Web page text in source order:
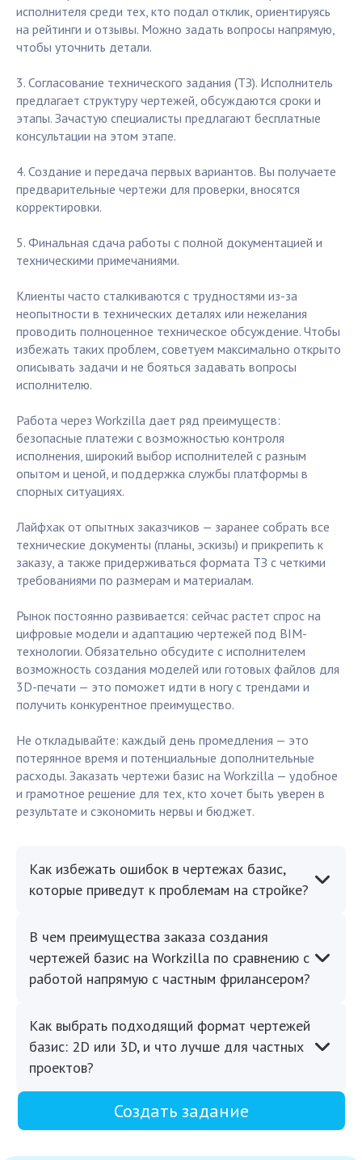
исполнителя среди тех, кто подал отклик, ориентируясь
на рейтинги и отзывы. Можно задать вопросы напрямую,
чтобы уточнить детали.
3. Согласование технического задания (ТЗ). Исполнитель
предлагает структуру чертежей, обсуждаются сроки и
этапы. Зачастую специалисты предлагают бесплатные
консультации на этом этапе.
4. Создание и передача первых вариантов. Вы получаете
предварительные чертежи для проверки, вносятся
корректировки.
5. Финальная сдача работы с полной документацией и
техническими примечаниями.
Клиенты часто сталкиваются с трудностями из-за
неопытности в технических деталях или нежелания
проводить полноценное техническое обсуждение. Чтобы
избежать таких проблем, советуем максимально открыто
описывать задачи и не бояться задавать вопросы
исполнителю.
Работа через Workzilla дает ряд преимуществ:
безопасные платежи с возможностью контроля
исполнения, широкий выбор исполнителей с разным
опытом и ценой, и поддержка службы платформы в
спорных ситуациях.
Лайфхак от опытных заказчиков — заранее собрать все
технические документы (планы, эскизы) и прикрепить к
заказу, а также придерживаться формата ТЗ с четкими
требованиями по размерам и материалам.
Рынок постоянно развивается: сейчас растет спрос на
цифровые модели и адаптацию чертежей под BIM-
технологии. Обязательно обсудите с исполнителем
возможность создания моделей или готовых файлов для
3D-печати — это поможет идти в ногу с трендами и
получить конкурентное преимущество.
Не откладывайте: каждый день промедления — это
потерянное время и потенциальные дополнительные
расходы. Заказать чертежи базис на Workzilla — удобное
и грамотное решение для тех, кто хочет быть уверен в
результате и сэкономить нервы и бюджет.
Как избежать ошибок в чертежах базис,
которые приведут к проблемам на стройке?
В чем преимущества заказа создания
чертежей базис на Workzilla по сравнению с
работой напрямую с частным фрилансером?
Как выбрать подходящий формат чертежей
базис: 2D или 3D, и что лучше для частных
проектов?
Создать задание